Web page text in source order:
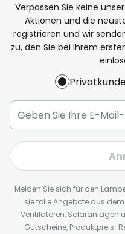
Verpassen Sie keine
Aktionen und die
registrieren und wir
zu, den Sie bei Ihrem
Melden Sie sich für den
sie tolle Angebote aus
Ventilatoren, Solaranlagen
Gutscheine, Produktpreis-